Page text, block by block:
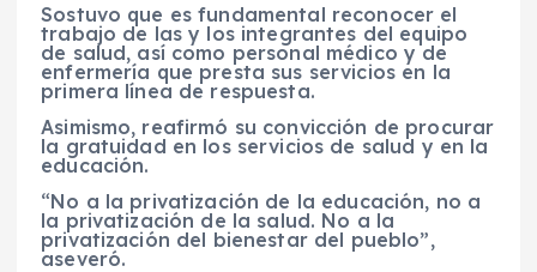
Sostuvo que es fundamental reconocer el
trabajo de las y los integrantes del equipo
de salud, así como personal médico y de
enfermería que presta sus servicios en la
primera línea de respuesta.
Asimismo, reafirmó su convicción de procurar
la gratuidad en los servicios de salud y en la
educación.
“No a la privatización de la educación, no a
la privatización de la salud. No a la
privatización del bienestar del pueblo”,
aseveró.